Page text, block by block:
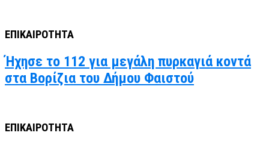
ΕΠΙΚΑΙΡΟΤΗΤΑ
Ήχησε το 112 για μεγάλη πυρκαγιά κοντά
στα Βορίζια του Δήμου Φαιστού
ΕΠΙΚΑΙΡΟΤΗΤΑ